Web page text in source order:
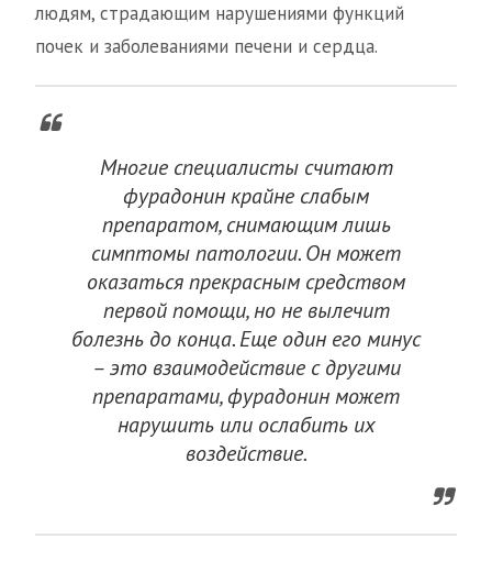
людям, страдающим нарушениями функций
почек и заболеваниями печени и сердца.
Многие специалисты считают
фурадонин крайне слабым
препаратом, снимающим лишь
симптомы патологии. Он может
оказаться прекрасным средством
первой помощи, но не вылечит
болезнь до конца. Еще один его минус
– это взаимодействие с другими
препаратами, фурадонин может
нарушить или ослабить их
воздействие.